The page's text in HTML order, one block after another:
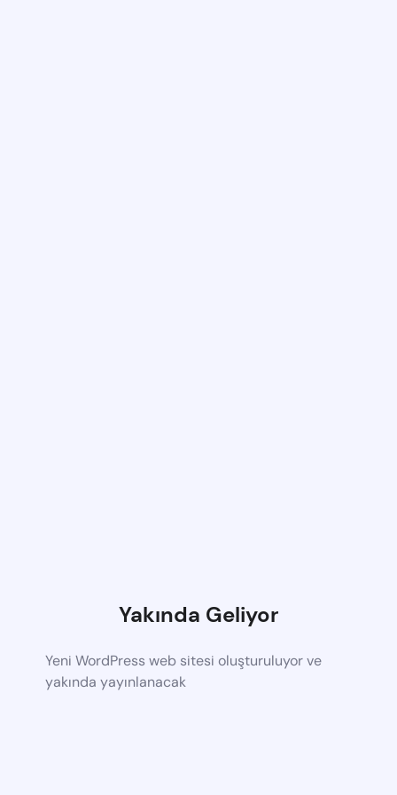
Yakında Geliyor
Yeni WordPress web sitesi oluşturuluyor ve
yakında yayınlanacak